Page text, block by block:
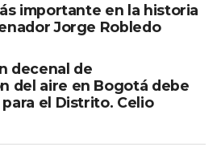
importante en la historia
Jorge Robledo
decenal de
del aire en Bogotá debe
el Distrito. Celio